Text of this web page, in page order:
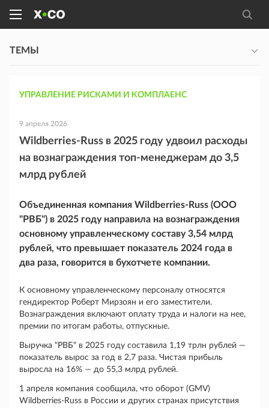
ТЕМЫ
УПРАВЛЕНИЕ РИСКАМИ И КОМПЛАЕНС
9 апреля 2026
Wildberries-Russ в 2025 году удвоил расходы
на вознаграждения топ-менеджерам до 3,5
млрд рублей
Объединенная компания Wildberries-Russ (ООО
"РВБ") в 2025 году направила на вознаграждения
основному управленческому составу 3,54 млрд
рублей, что превышает показатель 2024 года в
два раза, говорится в бухотчете компании.
К основному управленческому персоналу относятся
гендиректор Роберт Мирзоян и его заместители.
Вознаграждения включают оплату труда и налоги на нее,
премии по итогам работы, отпускные.
Выручка "РВБ" в 2025 году составила 1,19 трлн рублей —
показатель вырос за год в 2,7 раза. Чистая прибыль
выросла на 16% — до 55,3 млрд рублей.
1 апреля компания сообщила, что оборот (GMV)
Wildberries-Russ в России и других странах присутствия